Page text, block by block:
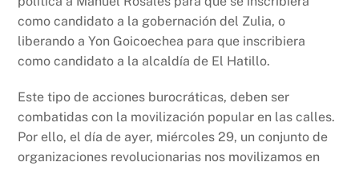
como candidato a la gobernación del Zulia, o
liberando a Yon Goicoechea para que inscribiera
como candidato a la alcaldía de El Hatillo.
Este tipo de acciones burocráticas, deben ser
combatidas con la movilización popular en las calles.
Por ello, el día de ayer, miércoles 29, un conjunto de
organizaciones revolucionarias nos movilizamos en